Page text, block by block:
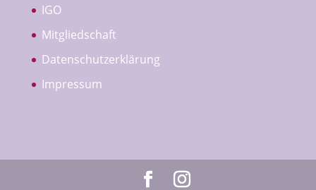
IGO
Mitgliedschaft
Datenschutzerklärung
Impressum